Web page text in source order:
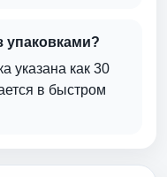
упаковками?
указана как 30
в быстром